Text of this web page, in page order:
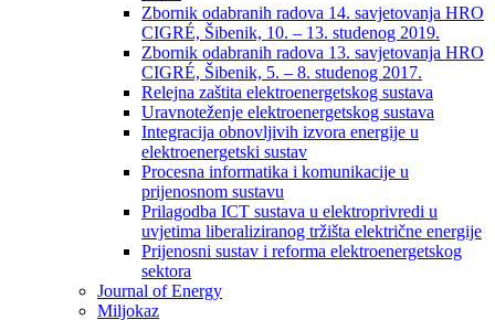
Zbornik odabranih radova 14. savjetovanja HRO
CIGRÉ, Šibenik, 10. – 13. studenog 2019.
Zbornik odabranih radova 13. savjetovanja HRO
CIGRÉ, Šibenik, 5. – 8. studenog 2017.
Relejna zaštita elektroenergetskog sustava
Uravnoteženje elektroenergetskog sustava
Integracija obnovljivih izvora energije u
elektroenergetski sustav
Procesna informatika i komunikacije u
prijenosnom sustavu
Prilagodba ICT sustava u elektroprivredi u
uvjetima liberaliziranog tržišta električne energije
Prijenosni sustav i reforma elektroenergetskog
sektora
Journal of Energy
Miljokaz